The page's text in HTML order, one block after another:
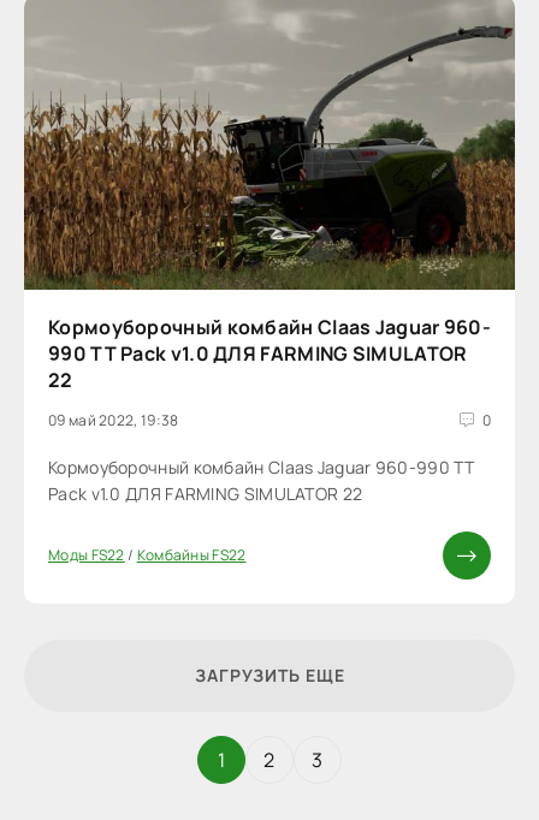
Кормоуборочный комбайн Claas Jaguar 960-
990 TT Pack v1.0 ДЛЯ FARMING SIMULATOR
22
09 май 2022, 19:38 0
Кормоуборочный комбайн Claas Jaguar 960-990 TT
Pack v1.0 ДЛЯ FARMING SIMULATOR 22
Моды FS22/ Комбайны FS22
ЗАГРУЗИТЬ ЕЩЕ
1 2 3